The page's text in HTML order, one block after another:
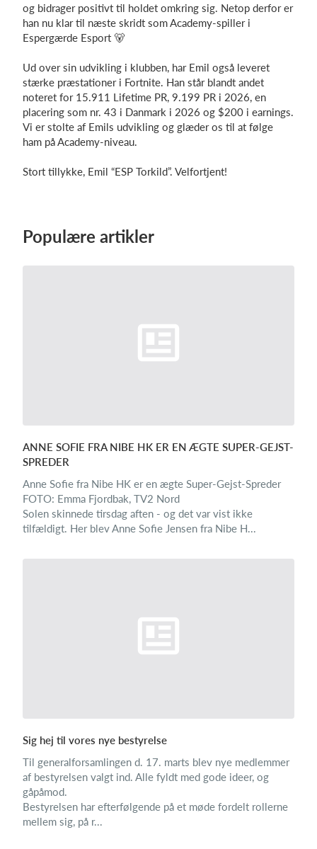
og bidrager positivt til holdet omkring sig. Netop derfor er
han nu klar til næste skridt som Academy-spiller i
Espergærde Esport 🐻
Ud over sin udvikling i klubben, har Emil også leveret
stærke præstationer i Fortnite. Han står blandt andet
noteret for 15.911 Lifetime PR, 9.199 PR i 2026, en
placering som nr. 43 i Danmark i 2026 og $200 i earnings.
Vi er stolte af Emils udvikling og glæder os til at følge
ham på Academy-niveau.
Stort tillykke, Emil “ESP Torkild”. Velfortjent!
Populære artikler
ANNE SOFIE FRA NIBE HK ER EN ÆGTE SUPER-GEJST-
SPREDER
Anne Sofie fra Nibe HK er en ægte Super-Gejst-Spreder
FOTO: Emma Fjordbak, TV2 Nord
Solen skinnede tirsdag aften - og det var vist ikke
tilfældigt. Her blev Anne Sofie Jensen fra Nibe H...
Sig hej til vores nye bestyrelse
Til generalforsamlingen d. 17. marts blev nye medlemmer
af bestyrelsen valgt ind. Alle fyldt med gode ideer, og
gåpåmod.
Bestyrelsen har efterfølgende på et møde fordelt rollerne
mellem sig, på r...